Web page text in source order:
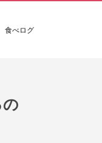
食べログ